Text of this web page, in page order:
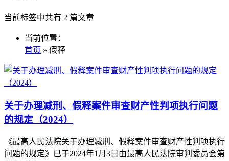
当前标签中共有 2 篇文章
当前位置：
首页 » 假释
关于办理减刑、假释案件审查财产性判项执行问题
的规定（2024）
《最高人民法院关于办理减刑、假释案件审查财产性判项执行
问题的规定》已于2024年1月3日由最高人民法院审判委员会第